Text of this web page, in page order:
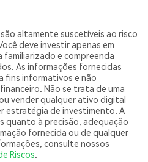
altamente suscetíveis ao risco
deve investir apenas em
e compreenda
As informações fornecidas
fins informativos e não
Não se trata de uma
vender qualquer ativo digital
estratégia de investimento. A
quanto à precisão, adequação
fornecida ou de qualquer
consulte nossos
Riscos.